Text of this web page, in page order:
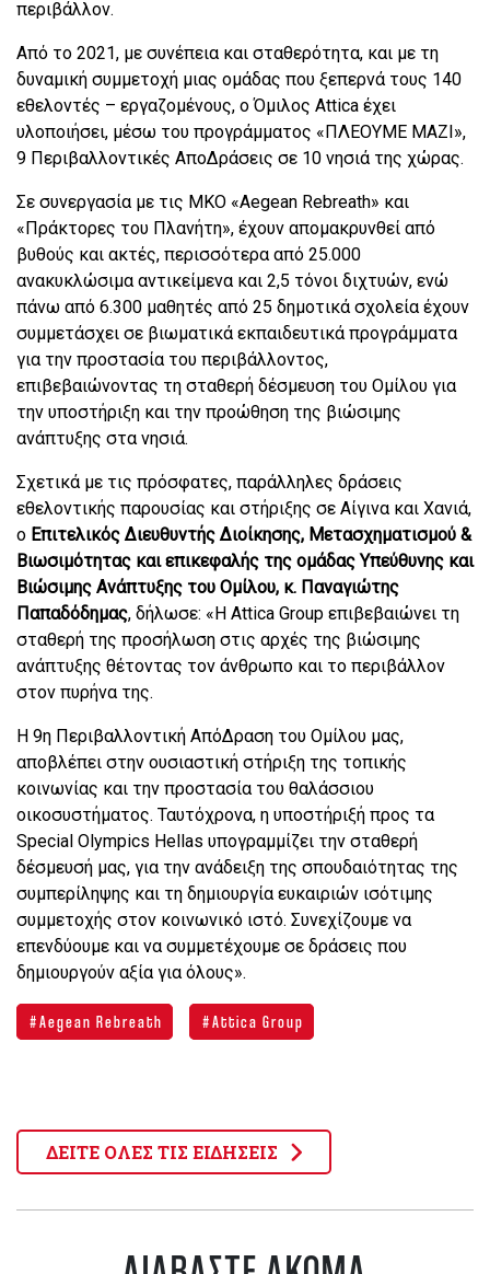
περιβάλλον.
Από το 2021, με συνέπεια και σταθερότητα, και με τη
δυναμική συμμετοχή μιας ομάδας που ξεπερνά τους 140
εθελοντές – εργαζομένους, ο Όμιλος Attica έχει
υλοποιήσει, μέσω του προγράμματος «ΠΛΕΟΥΜΕ ΜΑΖΙ»,
9 Περιβαλλοντικές ΑποΔράσεις σε 10 νησιά της χώρας.
Σε συνεργασία με τις ΜΚΟ «Aegean Rebreath» και
«Πράκτορες του Πλανήτη», έχουν απομακρυνθεί από
βυθούς και ακτές, περισσότερα από 25.000
ανακυκλώσιμα αντικείμενα και 2,5 τόνοι διχτυών, ενώ
πάνω από 6.300 μαθητές από 25 δημοτικά σχολεία έχουν
συμμετάσχει σε βιωματικά εκπαιδευτικά προγράμματα
για την προστασία του περιβάλλοντος,
επιβεβαιώνοντας τη σταθερή δέσμευση του Ομίλου για
την υποστήριξη και την προώθηση της βιώσιμης
ανάπτυξης στα νησιά.
Σχετικά με τις πρόσφατες, παράλληλες δράσεις
εθελοντικής παρουσίας και στήριξης σε Αίγινα και Χανιά,
ο Επιτελικός Διευθυντής Διοίκησης, Μετασχηματισμού &
Βιωσιμότητας και επικεφαλής της ομάδας Υπεύθυνης και
Βιώσιμης Ανάπτυξης του Ομίλου, κ. Παναγιώτης
Παπαδόδημας, δήλωσε: «Η Attica Group επιβεβαιώνει τη
σταθερή της προσήλωση στις αρχές της βιώσιμης
ανάπτυξης θέτοντας τον άνθρωπο και το περιβάλλον
στον πυρήνα της.
Η 9η Περιβαλλοντική ΑπόΔραση του Ομίλου μας,
αποβλέπει στην ουσιαστική στήριξη της τοπικής
κοινωνίας και την προστασία του θαλάσσιου
οικοσυστήματος. Ταυτόχρονα, η υποστήριξή προς τα
Special Olympics Hellas υπογραμμίζει την σταθερή
δέσμευσή μας, για την ανάδειξη της σπουδαιότητας της
συμπερίληψης και τη δημιουργία ευκαιριών ισότιμης
συμμετοχής στον κοινωνικό ιστό. Συνεχίζουμε να
επενδύουμε και να συμμετέχουμε σε δράσεις που
δημιουργούν αξία για όλους».
Aegean Rebreath Attica Group
ΔΕΙΤΕ ΟΛΕΣ ΤΙΣ ΕΙΔΗΣΕΙΣ